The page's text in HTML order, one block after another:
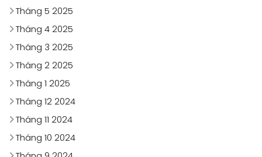
Tháng 5 2025
Tháng 4 2025
Tháng 3 2025
Tháng 2 2025
Tháng 1 2025
Tháng 12 2024
Tháng 11 2024
Tháng 10 2024